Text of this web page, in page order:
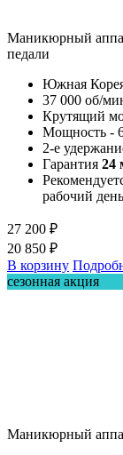
Маникюрный
педали
Южная
37 000 об/
Крутящий
Мощность -
2-е
Гарантия 24
рабочий день
27 200 ₽
20 850 ₽
В корзину
сезонная акция
Маникюрный